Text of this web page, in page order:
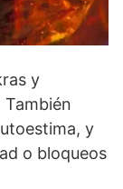
y
y
o bloqueos